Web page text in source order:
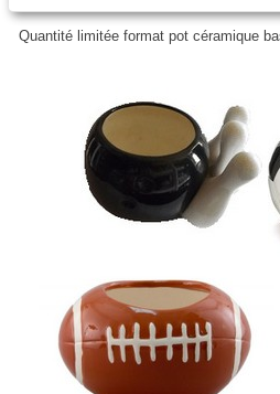
Quantité limitée format pot céramique